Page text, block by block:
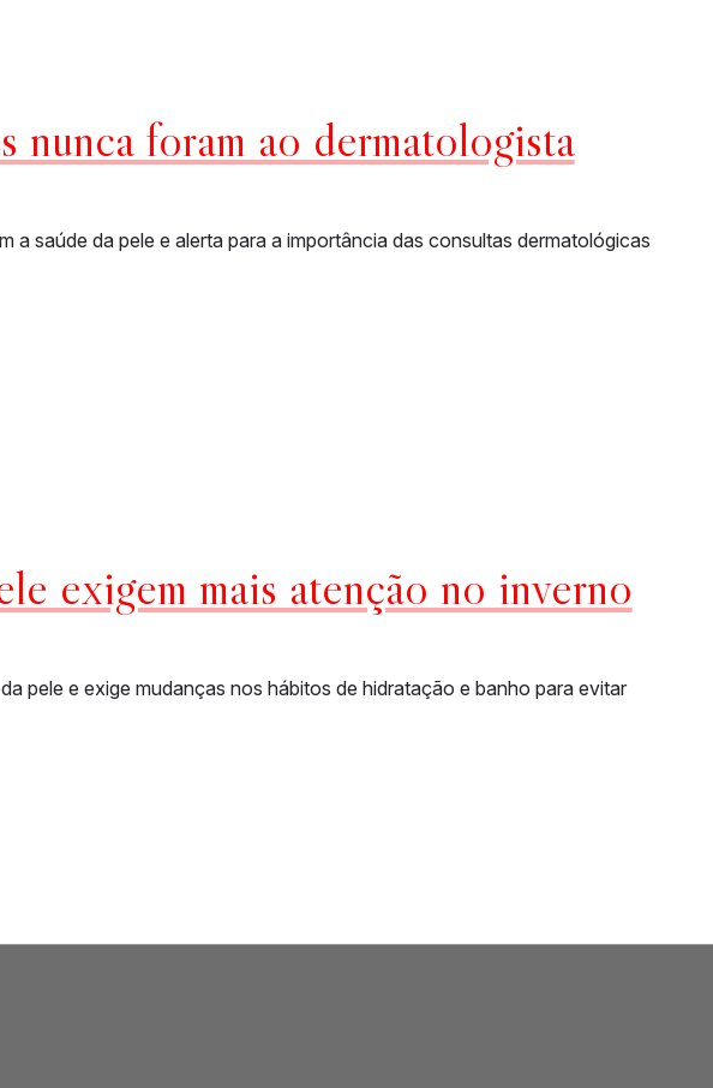
nunca foram ao dermatologista
a saúde da pele e alerta para a importância das consultas dermatológicas
exigem mais atenção no inverno
pele e exige mudanças nos hábitos de hidratação e banho para evitar